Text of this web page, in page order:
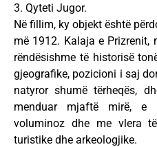
3. Qyteti Jugor.
Në fillim, ky objekt është
më 1912. Kalaja e Prizrenit,
rëndësishme të historisë
gjeografike, pozicioni i saj
natyror shumë tërheqës,
menduar mjaftë mirë, e
voluminoz dhe me vlera
turistike dhe arkeologjike.